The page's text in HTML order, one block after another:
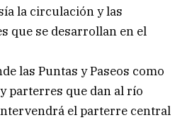
la circulación y las
que se desarrollan en el
las Puntas y Paseos como
parterres que dan al río
el parterre central